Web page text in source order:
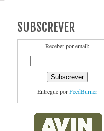
SUBSCREVER
Receber por email:
Entregue porFeedBurner